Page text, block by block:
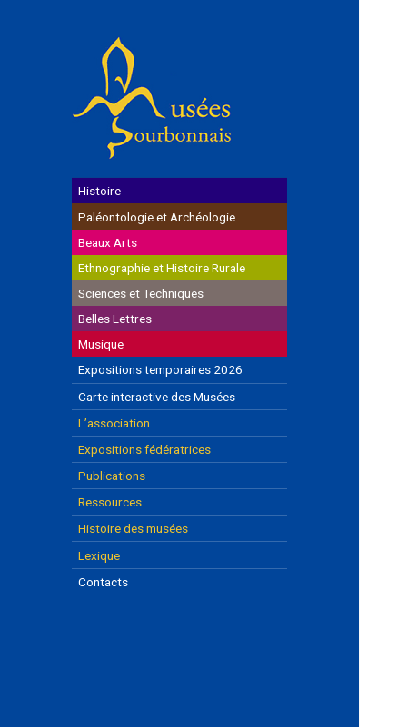
Histoire
Paléontologie et Archéologie
Beaux Arts
Ethnographie et Histoire Rurale
Sciences et Techniques
Belles Lettres
Musique
Expositions temporaires 2026
Carte interactive des Musées
L’association
Expositions fédératrices
Publications
Ressources
Histoire des musées
Lexique
Contacts